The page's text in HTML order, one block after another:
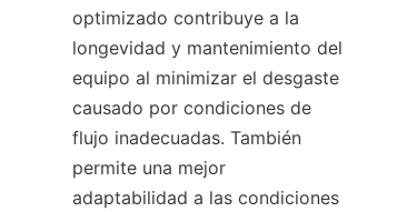
optimizado contribuye a la
longevidad y mantenimiento del
equipo al minimizar el desgaste
causado por condiciones de
flujo inadecuadas. También
permite una mejor
adaptabilidad a las condiciones